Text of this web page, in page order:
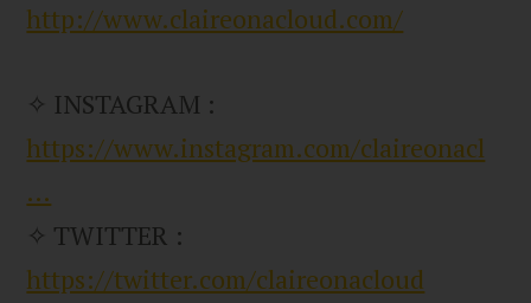
http://www.claireonacloud.com/
✧ INSTAGRAM :
https://www.instagram.com/claireonacl
…
✧ TWITTER :
https://twitter.com/claireonacloud